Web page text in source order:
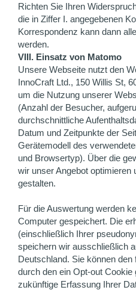
Richten Sie Ihren
die in Ziffer I. angegebenen
Korrespondenz kann dann
werden.
VIII. Einsatz von Matomo
Unsere Webseite nutzt den
InnoCraft Ltd., 150 Willis St,
um die Nutzung unserer
(Anzahl der Besucher,
durchschnittliche
Datum und Zeitpunkte der
Gerätemodell des
und Browsertyp). Über die
wir unser Angebot optimieren
gestalten.
Für die Auswertung werden
Computer gespeichert. Die
(einschließlich Ihrer
speichern wir ausschließlich
Deutschland. Sie können den
durch den ein Opt-out
zukünftige Erfassung Ihrer